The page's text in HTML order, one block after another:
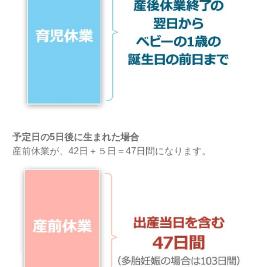
予定日の5日後に生まれた場合
産前休業が、42日＋５日＝47日間になります。